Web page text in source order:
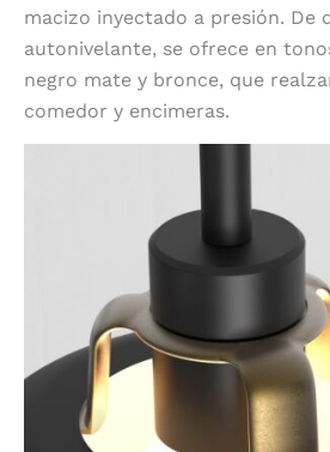
macizo inyectado a presión. De
autonivelante, se ofrece en
negro mate y bronce, que
comedor y encimeras.